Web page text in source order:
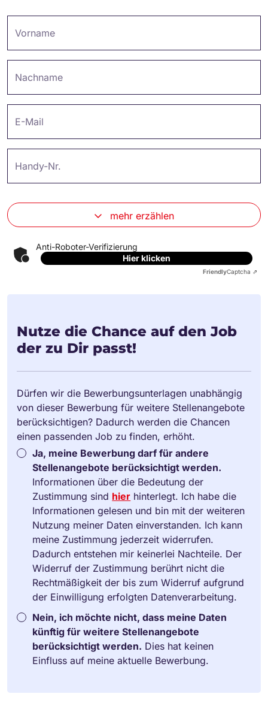
Vorname
Nachname
E-Mail
Handy-Nr.
mehr erzählen
Anti-Roboter-Verifizierung
Hier klicken
FriendlyCaptcha ⇗
Nutze die Chance auf den Job
der zu Dir passt!
Dürfen wir die Bewerbungsunterlagen unabhängig
von dieser Bewerbung für weitere Stellenangebote
berücksichtigen? Dadurch werden die Chancen
einen passenden Job zu finden, erhöht.
Ja, meine Bewerbung darf für andere
Stellenangebote berücksichtigt werden.
Informationen über die Bedeutung der
Zustimmung sind hier hinterlegt. Ich habe die
Informationen gelesen und bin mit der weiteren
Nutzung meiner Daten einverstanden. Ich kann
meine Zustimmung jederzeit widerrufen.
Dadurch entstehen mir keinerlei Nachteile. Der
Widerruf der Zustimmung berührt nicht die
Rechtmäßigkeit der bis zum Widerruf aufgrund
der Einwilligung erfolgten Datenverarbeitung.
Nein, ich möchte nicht, dass meine Daten
künftig für weitere Stellenangebote
berücksichtigt werden. Dies hat keinen
Einfluss auf meine aktuelle Bewerbung.